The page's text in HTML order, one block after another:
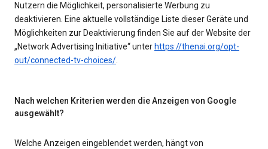
Nutzern die Möglichkeit, personalisierte Werbung zu
deaktivieren. Eine aktuelle vollständige Liste dieser Geräte und
Möglichkeiten zur Deaktivierung finden Sie auf der Website der
„Network Advertising Initiative“ unter https://thenai.org/opt-
out/connected-tv-choices/.
Nach welchen Kriterien werden die Anzeigen von Google
ausgewählt?
Welche Anzeigen eingeblendet werden, hängt von